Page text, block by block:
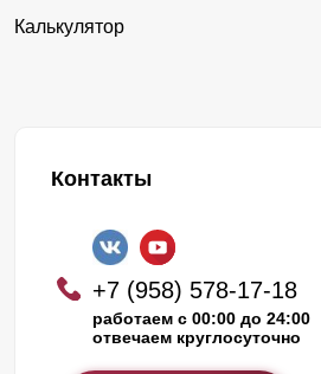
Калькулятор
Контакты
+7 (958) 578-17-18
работаем с 00:00 до 24:00
отвечаем круглосуточно